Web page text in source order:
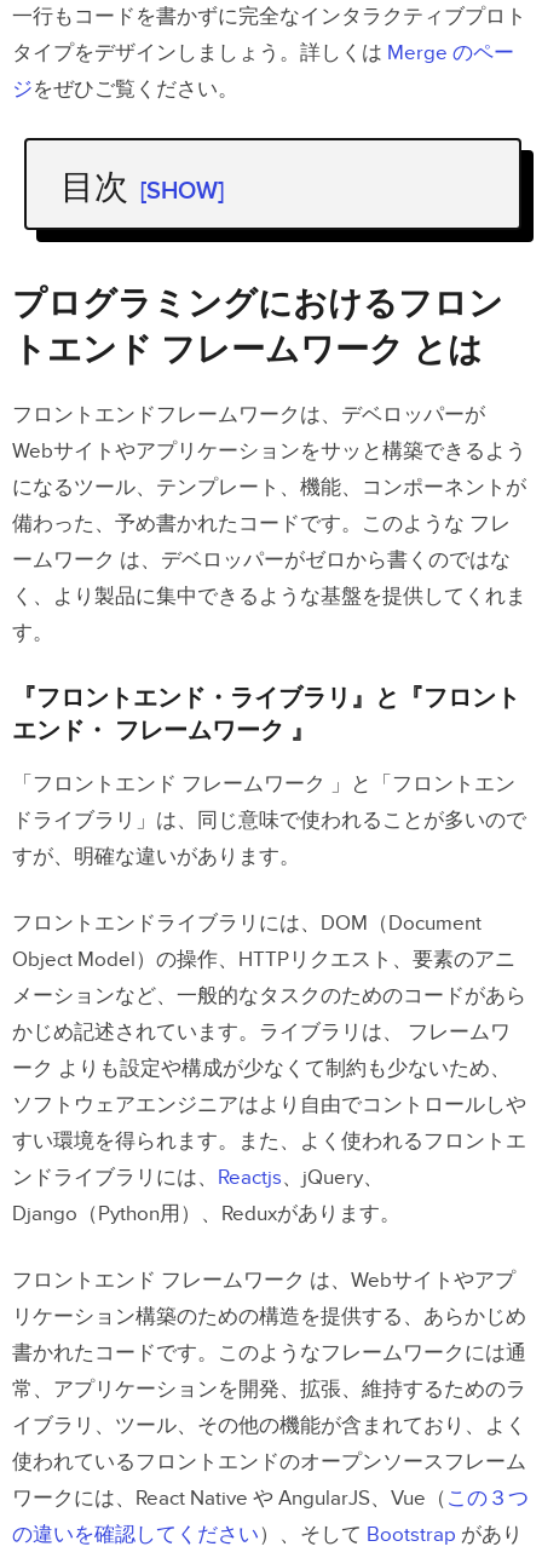
一行もコードを書かずに完全なインタラクティブプロト
タイプをデザインしましょう。詳しくは Merge のペー
ジをぜひご覧ください。
目次 [SHOW]
プログラミングにおけるフロントエン
ド フレームワーク とは
『フロントエンド・ライブラリ』と『フ
ロントエンド・ フレームワーク 』
あれ？React ってライブラリじゃなくて
フレームワーク じゃないの？
『プログラミング言語』と『 フレームワ
ーク 』
プログラミング フレームワーク の種類
メリット・デメリット
メリット
効率性
一貫性
スケーラビリティ（拡張性）
コミュニティ
デメリット
制限的
パフォーマンス
メンテナンス
学習曲線
プロトタイプのためのフロントエンド
フレームワーク の活用
UXPin Mergeを使ったReactによるプロ
プログラミングにおけるフロン
トエンド フレームワーク とは
フロントエンドフレームワークは、デベロッパーが
Webサイトやアプリケーションをサッと構築できるよう
になるツール、テンプレート、機能、コンポーネントが
備わった、予め書かれたコードです。このような フレ
ームワーク は、デベロッパーがゼロから書くのではな
く、より製品に集中できるような基盤を提供してくれま
す。
『フロントエンド・ライブラリ』と『フロント
エンド・ フレームワーク 』
「フロントエンド フレームワーク 」と「フロントエン
ドライブラリ」は、同じ意味で使われることが多いので
すが、明確な違いがあります。
フロントエンドライブラリには、DOM（Document
Object Model） の操作、HTTPリクエスト、要素のアニ
メーションなど、一般的なタスクのためのコードがあら
かじめ記述されています。ライブラリは、 フレームワ
ーク よりも設定や構成が少なくて制約も少ないため、
ソフトウェアエンジニアはより自由でコントロールしや
すい環境を得られます。また、よく使われるフロントエ
ンドライブラリには、 Reactjs、jQuery、
Django（Python用）、Reduxがあります。
フロントエンド フレームワーク は、Webサイトやアプ
リケーション構築のための構造を提供する、あらかじめ
書かれたコードです。このようなフレームワークには通
常、アプリケーションを開発、拡張、維持するためのラ
イブラリ、ツール、その他の機能が含まれており、よく
使われているフロントエンドのオープンソースフレーム
ワークには、React Native や AngularJS、Vue（ この３つ
の違いを確認してください）、そして Bootstrap があり